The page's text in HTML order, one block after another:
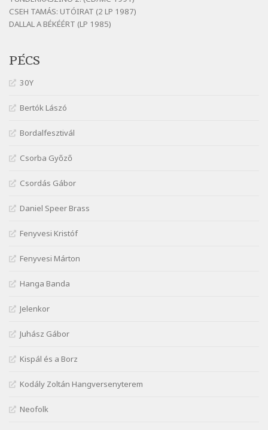
Fenyvesi Béla: Szélkiáltó kánon
Szélkiáltó
Szélkiáltó
Galambosi László: Kalapos
Győri László: Jönnek a törökök
Szélkiáltó
török ellen hadba induló Mátyás királyért
Janus Pannonius: Névváltoztatásáról
Szélkiáltó
Szélkiáltó
József Attila: Hajad az ujjamé
József Attila: Jaj, majdnem
Szélkiáltó
Szélkiáltó
József Attila: Mióta elmentél
CSEH TAMÁS: UTÓIRAT (2 LP 1987)
DALLAL A BÉKÉÉRT (LP 1985)
PÉCS
30Y
Bertók Lászó
Bordalfesztivál
Csorba Győző
Csordás Gábor
Daniel Speer Brass
Fenyvesi Kristóf
Fenyvesi Márton
Hanga Banda
Jelenkor
Juhász Gábor
Kispál és a Borz
Kodály Zoltán Hangversenyterem
Neofolk